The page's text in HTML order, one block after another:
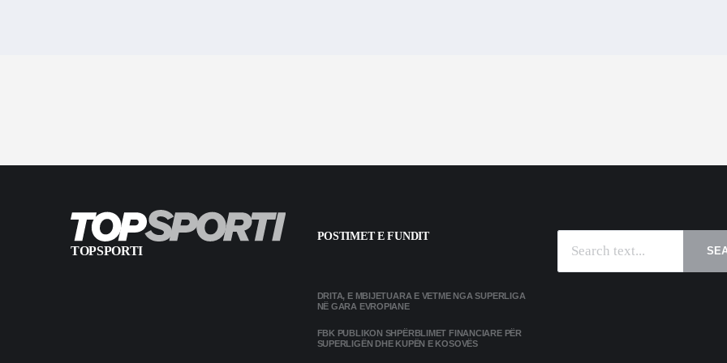
TOPSPORTI
POSTIMET E FUNDIT
DRITA, E MBIJETUARA E VETME NGA SUPERLIGA
NË GARA EVROPIANE
FBK PUBLIKON SHPËRBLIMET FINANCIARE PËR
SUPERLIGËN DHE KUPËN E KOSOVËS